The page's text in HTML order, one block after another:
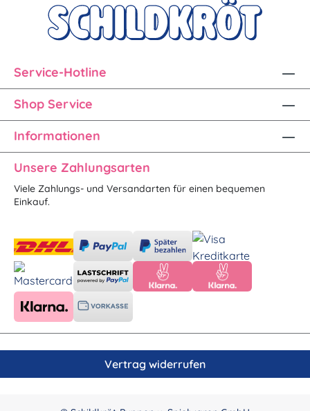
Service-Hotline
Shop Service
Informationen
Unsere Zahlungsarten
Viele Zahlungs- und Versandarten für einen bequemen
Einkauf.
Vertrag widerrufen